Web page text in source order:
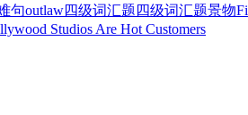
句outlaw四级词汇题 四级词汇题景物
Studios Are Hot Customers